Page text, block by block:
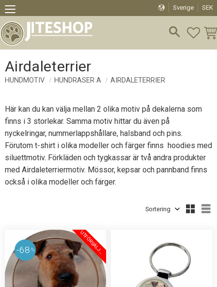
Meny
Sverige SEK
Airdaleterrier
HUNDMOTIV HUNDRASER A AIRDALETERRIER
Här kan du kan välja mellan 2 olika motiv på dekalerna som
finns i 3 storlekar. Samma motiv hittar du även på
nyckelringar, nummerlappshållare, halsband och pins.
Förutom t-shirt i olika modeller och färger finns hoodies med
siluettmotiv. Förkläden och tygkassar är två andra produkter
med Airdaleterriermotiv. Mössor, kepsar och pannband finns
också i olika modeller och färger.
68 % U
T
F
Ö
R
S
Ä
L
J
N
I
N
G